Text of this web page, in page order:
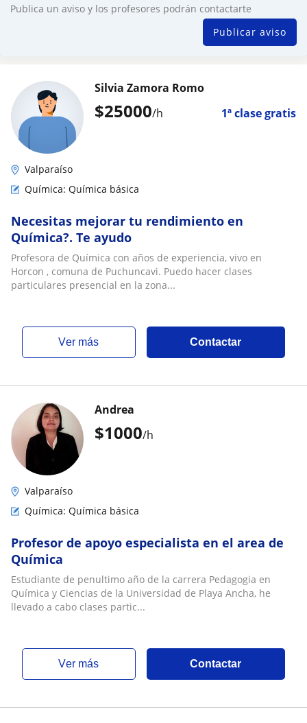
Publica un aviso y los profesores podrán contactarte
Publicar aviso
$25000/h 1ª clase gratis
Silvia Zamora Romo
Valparaíso
Química: Química básica
Necesitas mejorar tu rendimiento en
Química?. Te ayudo
Profesora de Química con años de experiencia, vivo en
Horcon , comuna de Puchuncavi. Puedo hacer clases
particulares presencial en la zona...
ver más Contactar
$1000/h
Andrea
Valparaíso
Química: Química básica
Profesor de apoyo especialista en el area de
Química
Estudiante de penultimo año de la carrera Pedagogia en
Química y Ciencias de la Universidad de Playa Ancha, he
llevado a cabo clases partic...
ver más Contactar